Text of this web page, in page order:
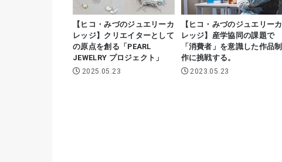
【ヒコ・みづのジュエリーカ
レッジ】クリエイターとして
の原点を創る「PEARL
JEWELRY プロジェクト」
2025.05.23
【ヒコ・みづのジュエリーカ
レッジ】産学協同の課題で
「消費者」を意識した作品制
作に挑戦する。
2023.05.23